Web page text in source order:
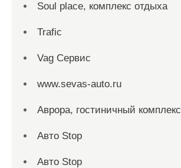
Soul place, комплекс отдыха
Trafic
Vag Сервис
www.sevas-auto.ru
Аврора, гостиничный комплекс
Авто Stop
Авто Stop